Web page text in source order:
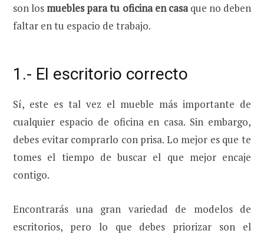
son losmuebles para tu oficina en casaque no deben
faltar en tu espacio de trabajo.
1.- El escritorio correcto
Sí, este es tal vez el mueble más importante de
cualquier espacio de oficina en casa. Sin embargo,
debes evitar comprarlo con prisa. Lo mejor es que te
tomes el tiempo de buscar el que mejor encaje
contigo.
Encontrarás una gran variedad de modelos de
escritorios, pero lo que debes priorizar son el